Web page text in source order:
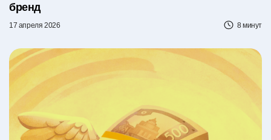
бренд
17 апреля 2026 8 минут